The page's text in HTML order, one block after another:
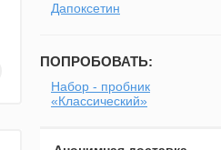
Дапоксетин
ПОПРОБОВАТЬ:
Набор - пробник
«Классический»